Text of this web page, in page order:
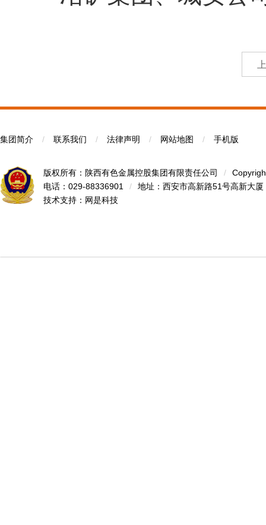
集团简介 / 联系我们 / 法律声明 / 网站地图 / 手机版
版权所有：陕西有色金属控股集团有限责任公司 /
电话：029-88336901
/
地址：西安市高新路51号高新大厦
技术支持： 网是科技